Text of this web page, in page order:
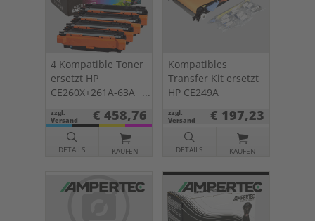
4 Kompatible Toner
ersetzt HP
CE260X+261A-63A
Multipack KCMY
zzgl.
Versand
€ 458,76
DETAILS KAUFEN
Kompatibles
Transfer Kit ersetzt
HP CE249A
zzgl.
Versand
€ 197,23
DETAILS KAUFEN